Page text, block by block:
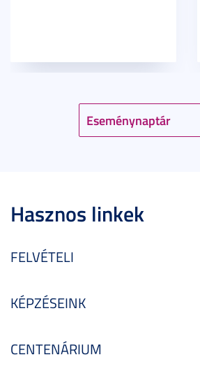
Eseménynaptár
Hasznos linkek
FELVÉTELI
KÉPZÉSEINK
CENTENÁRIUM